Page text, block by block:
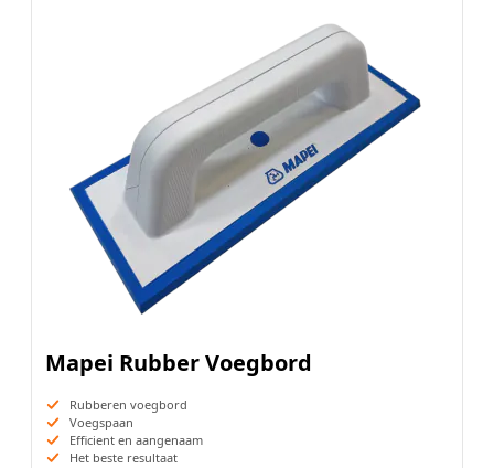
Mapei Rubber Voegbord
Rubberen voegbord
Voegspaan
Efficient en aangenaam
Het beste resultaat